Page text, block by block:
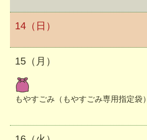
14（日）
15（月）
もやすごみ（もやすごみ専用指定袋）